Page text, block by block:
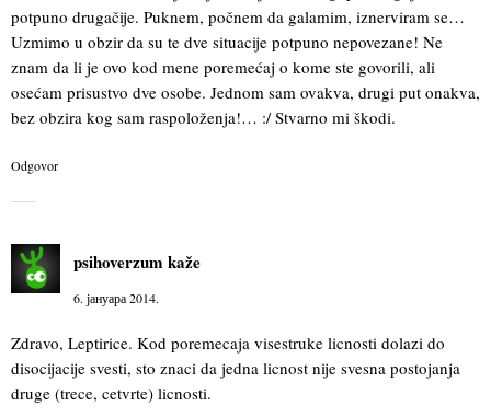
potpuno drugačije. Puknem, počnem da galamim, iznerviram se…
Uzmimo u obzir da su te dve situacije potpuno nepovezane! Ne
znam da li je ovo kod mene poremećaj o kome ste govorili, ali
osećam prisustvo dve osobe. Jednom sam ovakva, drugi put onakva,
bez obzira kog sam raspoloženja!… :/ Stvarno mi škodi.
Odgovor
psihoverzum kaže
6. јануара 2014.
Zdravo, Leptirice. Kod poremecaja visestruke licnosti dolazi do
disocijacije svesti, sto znaci da jedna licnost nije svesna postojanja
druge (trece, cetvrte) licnosti.